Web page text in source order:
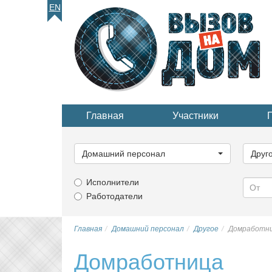
EN
Главная Участники
категорию...
Домашний персонал
Исполнители
Работодатели
Главная Домашний персонал Другое
Домработница